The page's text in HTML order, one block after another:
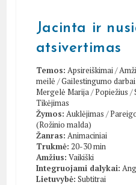
Jacinta ir
atsivertimas
Temos: Apsireiškimai /
meilė /Gailestingumo darbai
Mergelė Marija /Popiežius /
Tikėjimas
Žymos: Auklėjimas /
(Rožinio malda)
Žanras: Animaciniai
Trukmė: 20-30 min
Amžius: Vaikiški
Integruojami dalykai:
Lietuvybė: Subtitrai